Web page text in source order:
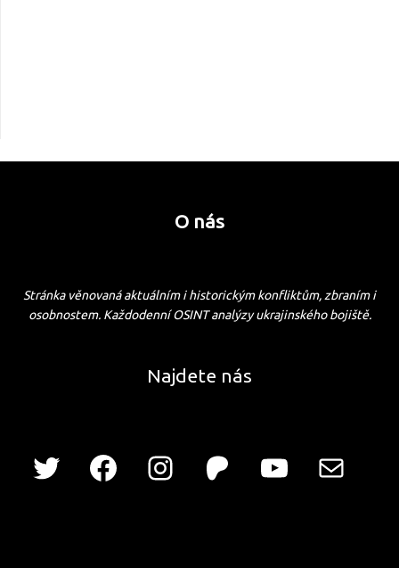
O nás
Stránka věnovaná aktuálním i historickým konfliktům, zbraním i
osobnostem. Každodenní OSINT analýzy ukrajinského bojiště.
Najdete nás